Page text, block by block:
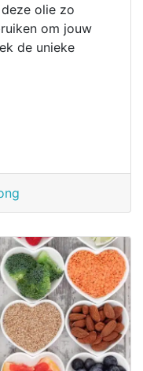
olie zo
om jouw
de unieke